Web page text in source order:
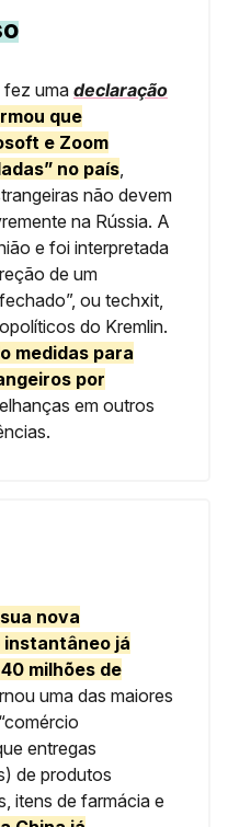
fez umadeclaração
que
e Zoom
no país
não devem
na Rússia. A
e foi interpretada
de um
ou techxit,
do Kremlin.
medidas para
por
em outros
nova
já
milhões de
uma das maiores
entregas
de produtos
itens de farmácia e